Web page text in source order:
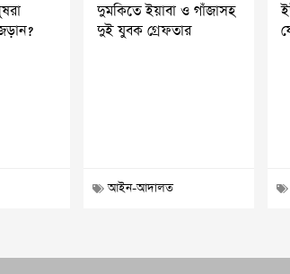
দুমকিতে ইয়াবা ও গাঁজাসহ
দুই যুবক গ্রেফতার
আইন-আদালত